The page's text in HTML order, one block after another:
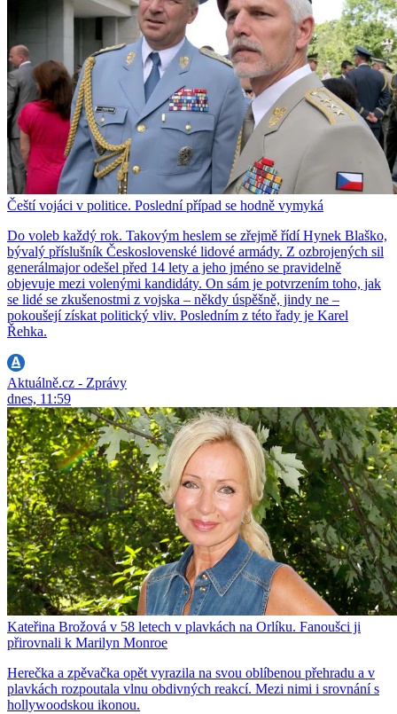
Čeští vojáci v politice. Poslední případ se hodně vymyká
Do voleb každý rok. Takovým heslem se zřejmě řídí Hynek Blaško,
bývalý příslušník Československé lidové armády. Z ozbrojených sil
generálmajor odešel před 14 lety a jeho jméno se pravidelně
objevuje mezi volenými kandidáty. On sám je potvrzením toho, jak
se lidé se zkušenostmi z vojska – někdy úspěšně, jindy ne –
pokoušejí získat politický vliv. Posledním z této řady je Karel
Řehka.
Aktuálně.cz - Zprávy
dnes, 11:59
Kateřina Brožová v 58 letech v plavkách na Orlíku. Fanoušci ji
přirovnali k Marilyn Monroe
Herečka a zpěvačka opět vyrazila na svou oblíbenou přehradu a v
plavkách rozpoutala vlnu obdivných reakcí. Mezi nimi i srovnání s
hollywoodskou ikonou.